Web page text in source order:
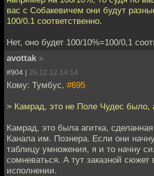
вас с Собакевичем они будут
100/0.1 соответственно.
Нет, оно будет 100/10%=100/0,1
avottak »
#904 | 26.12.12 14:14
Кому: Тумбус, #695
> Камрад, это не Поле Чудес было,
Камрад, это была агитка,
Канала им. Познера. Если они
таблицу умножения, я и то начну
сомневаться. А тут заказной
исполнении.